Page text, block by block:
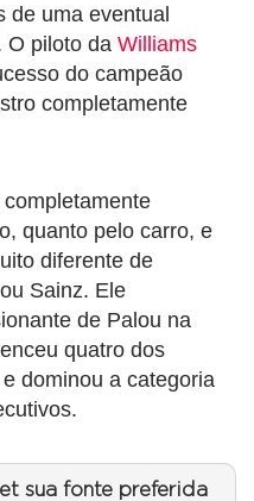
de uma eventual
O piloto da Williams
do campeão
completamente
quanto pelo carro, e
diferente de
Sainz. Ele
de Palou na
quatro dos
dominou a categoria
sua fonte preferida